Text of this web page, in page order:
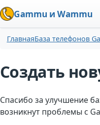
Gammu и Wammu
ГлавнаяБаза телефонов
Создать
Спасибо за улучшение
возникнут проблемы с